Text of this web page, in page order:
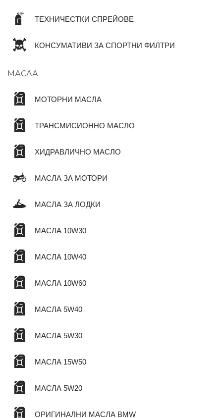
ТЕХНИЧЕСТКИ СПРЕЙОВЕ
КОНСУМАТИВИ ЗА СПОРТНИ ФИЛТРИ
МАСЛА
МОТОРНИ МАСЛА
ТРАНСМИСИОННО МАСЛО
ХИДРАВЛИЧНО МАСЛО
МАСЛА ЗА МОТОРИ
МАСЛА ЗА ЛОДКИ
МАСЛА 10W30
МАСЛА 10W40
МАСЛА 10W60
МАСЛА 5W40
МАСЛА 5W30
МАСЛА 15W50
МАСЛА 5W20
ОРИГИНАЛНИ МАСЛА BMW